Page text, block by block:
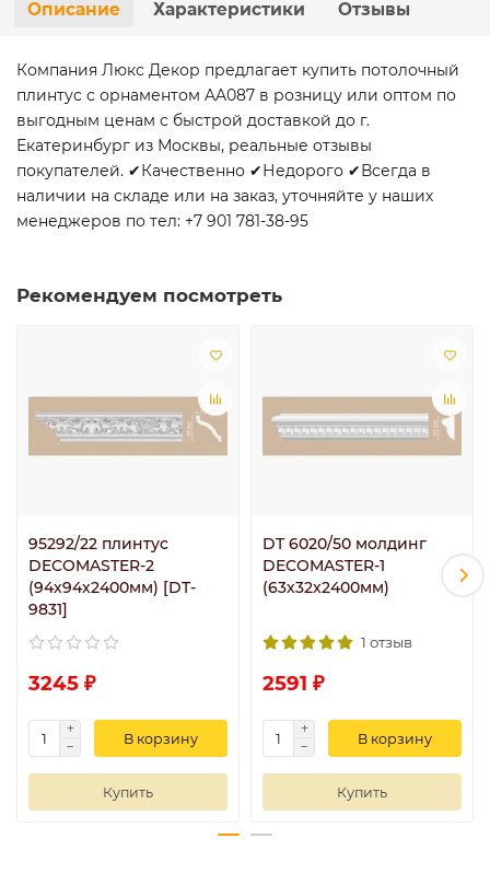
Описание Характеристики Отзывы
Компания Люкс Декор предлагает купить потолочный
плинтус с орнаментом AA087 в розницу или оптом по
выгодным ценам с быстрой доставкой до г.
Екатеринбург из Москвы, реальные отзывы
покупателей. ✔Качественно ✔Недорого ✔Всегда в
наличии на складе или на заказ, уточняйте у наших
менеджеров по тел: +7 901 781-38-95
Рекомендуем посмотреть
95292/22 плинтус
DECOMASTER-2
(94х94х2400мм) [DT-
9831]
3245 ₽
В корзину
Купить
DT 6020/50 молдинг
DECOMASTER-1
(63х32x2400мм)
1 отзыв
2591 ₽
В корзину
Купить